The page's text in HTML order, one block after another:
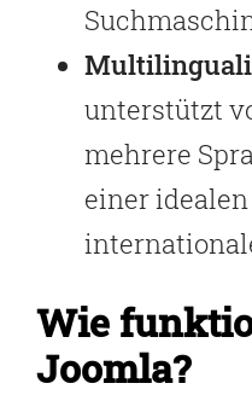
unterstützt
mehrere
einer
Wie
Joomla?